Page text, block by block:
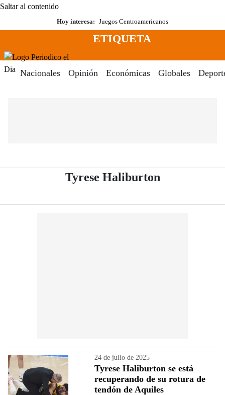
Saltar al contenido
Hoy interesa: Juegos Centroamericanos
Menú
ETIQUETA
Nacionales Opinión Económicas Globales
Tyrese Haliburton- Periódico
24 de julio de 2025
Tyrese Haliburton se está
recuperando de su rotura de
tendón de Aquiles